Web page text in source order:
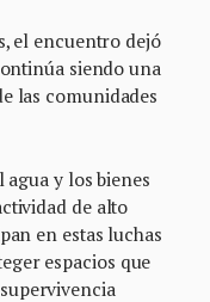
el encuentro dejó
siendo una
las comunidades
y los bienes
de alto
en estas luchas
espacios que